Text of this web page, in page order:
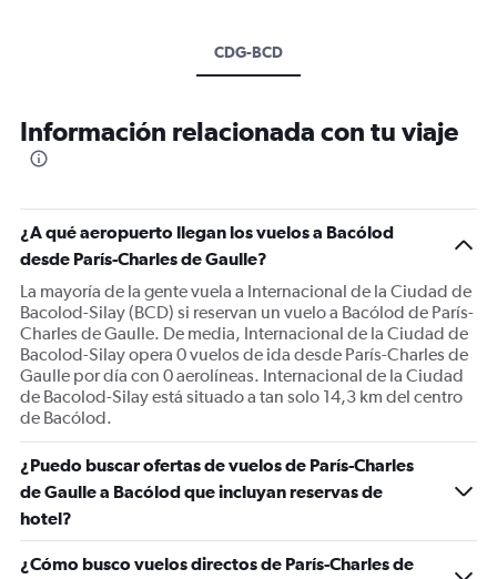
CDG-BCD
Información relacionada con tu viaje
¿A qué aeropuerto llegan los vuelos a Bacólod
desde París-Charles de Gaulle?
La mayoría de la gente vuela a Internacional de la Ciudad de
Bacolod-Silay (BCD) si reservan un vuelo a Bacólod de París-
Charles de Gaulle. De media, Internacional de la Ciudad de
Bacolod-Silay opera 0 vuelos de ida desde París-Charles de
Gaulle por día con 0 aerolíneas. Internacional de la Ciudad
de Bacolod-Silay está situado a tan solo 14,3 km del centro
de Bacólod.
¿Puedo buscar ofertas de vuelos de París-Charles
de Gaulle a Bacólod que incluyan reservas de
hotel?
¿Cómo busco vuelos directos de París-Charles de